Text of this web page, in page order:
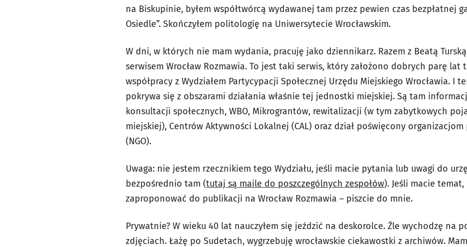
na Biskupinie, byłem współtwórcą wydawanej tam przez pewien czas bezpłatnej
Osiedle”. Skończyłem politologię na Uniwersytecie Wrocławskim.
W dni, w których nie mam wydania, pracuję jako dziennikarz. Razem z Beatą
serwisem Wrocław Rozmawia. To jest taki serwis, który założono dobrych parę lat
współpracy z Wydziałem Partycypacji Społecznej Urzędu Miejskiego Wrocławia. I
pokrywa się z obszarami działania właśnie tej jednostki miejskiej. Są tam
konsultacji społecznych, WBO, Mikrograntów, rewitalizacji (w tym zabytkowych
miejskiej), Centrów Aktywności Lokalnej (CAL) oraz dział poświęcony
(NGO).
Uwaga: nie jestem rzecznikiem tego Wydziału, jeśli macie pytania lub uwagi do
bezpośrednio tam (tutaj są maile do poszczególnych zespołów). Jeśli macie
zaproponować do publikacji na Wrocław Rozmawia – piszcie do mnie.
Prywatnie? W wieku 40 lat nauczyłem się jeździć na deskorolce. Źle wychodzę na
zdjęciach. Łażę po Sudetach, wygrzebuję wrocławskie ciekawostki z archiwów.